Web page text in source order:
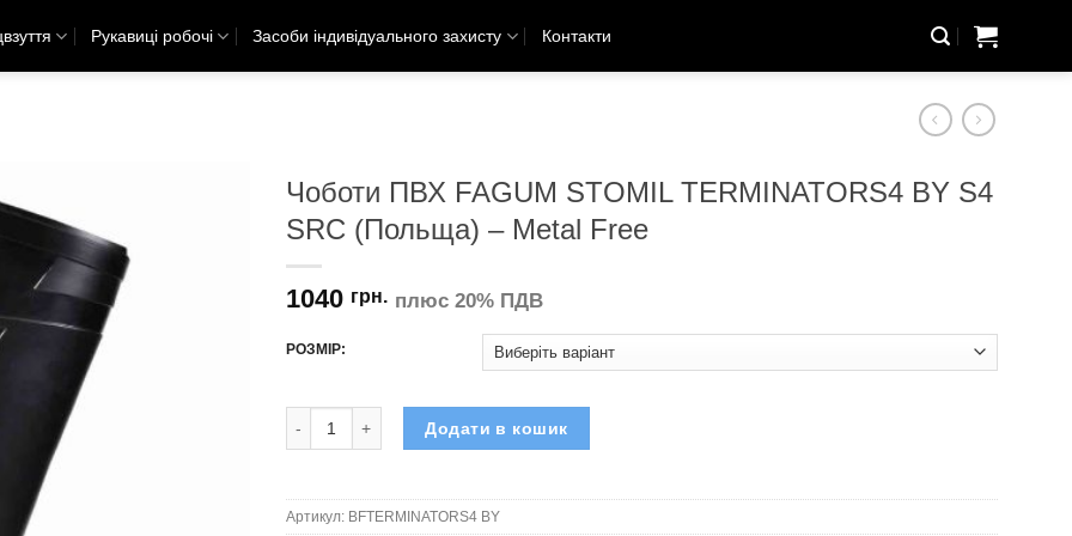
Рукавиці робочі Засоби індивідуального захисту Контакти
Чоботи ПВХ FAGUM STOMIL TERMINATORS4 BY S4
SRC (Польща) – Metal Free
1040 грн. плюс 20% ПДВ
РОЗМІР:
Додати в кошик
Артикул: BFTERMINATORS4 BY